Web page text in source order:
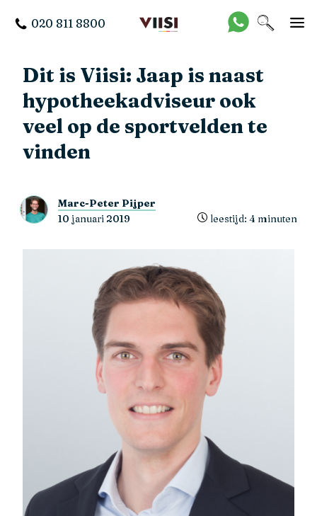
020 811 8800
Dit is Viisi: Jaap is naast
hypotheekadviseur ook
veel op de sportvelden te
vinden
Marc-Peter Pijper
10 januari 2019
leestijd: 4 minuten